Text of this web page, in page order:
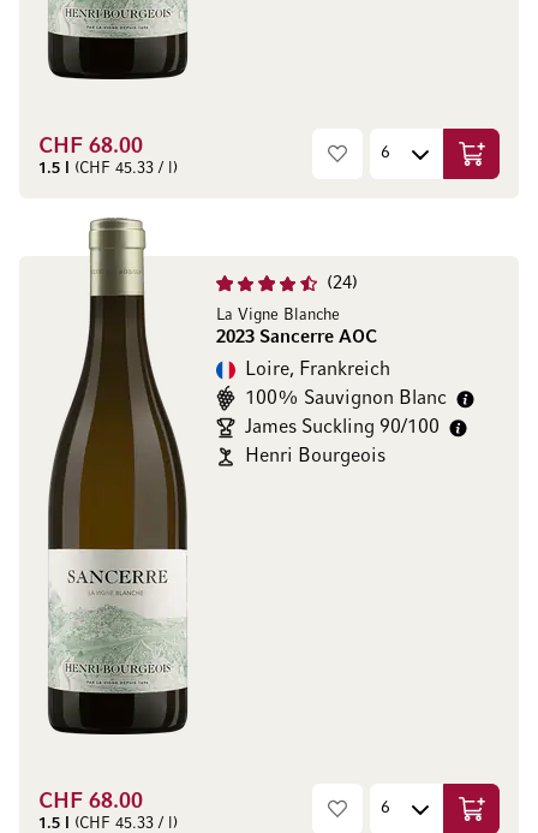
CHF 68.00
1.5 l (CHF 45.33 / l) In den
24
La Vigne Blanche
2023 Sancerre AOC
Loire, Frankreich
100% Sauvignon Blanc
James Suckling 90/100
Henri Bourgeois
CHF 68.00
1.5 l (CHF 45.33 / l) In den